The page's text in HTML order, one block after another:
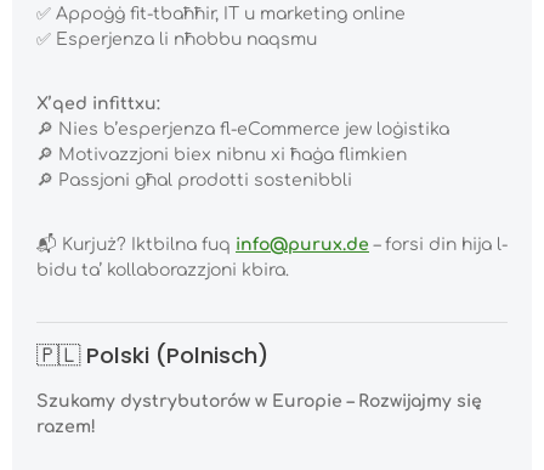
✅ Appoġġ fit-tbaħħir, IT u marketing online
✅ Esperjenza li nħobbu naqsmu
X’qed infittxu:
🔎 Nies b’esperjenza fl-eCommerce jew loġistika
🔎 Motivazzjoni biex nibnu xi ħaġa flimkien
🔎 Passjoni għal prodotti sostenibbli
📬 Kurjuż? Iktbilna fuq info@purux.de – forsi din hija l-
bidu ta’ kollaborazzjoni kbira.
🇵🇱 Polski (Polnisch)
Szukamy dystrybutorów w Europie – Rozwijajmy się
razem!